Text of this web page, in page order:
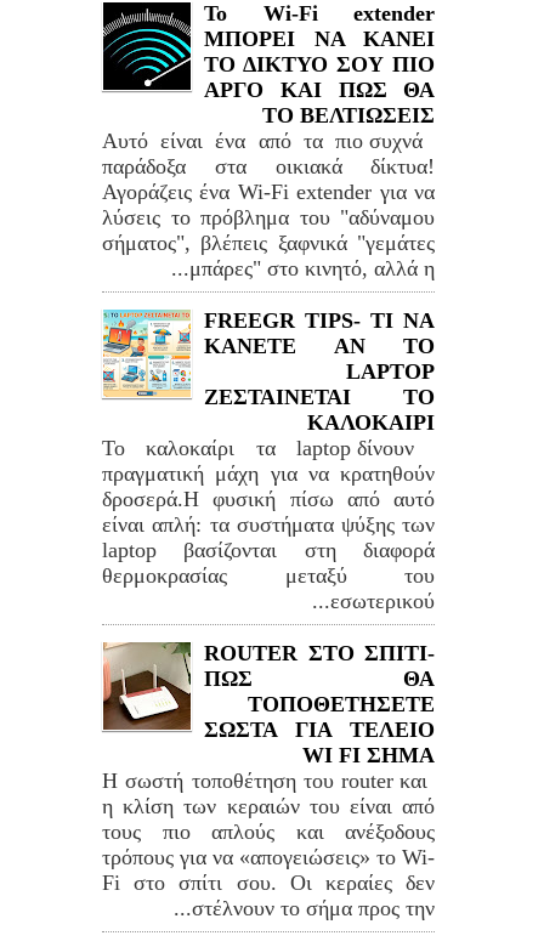
Το Wi-Fi extender
ΜΠΟΡΕΙ ΝΑ ΚΑΝΕΙ
ΤΟ ΔΙΚΤΥΟ ΣΟΥ ΠΙΟ
ΑΡΓΟ ΚΑΙ ΠΩΣ ΘΑ
ΤΟ ΒΕΛΤΙΩΣΕΙΣ
Αυτό είναι ένα από τα πιο συχνά
παράδοξα στα οικιακά δίκτυα!
Αγοράζεις ένα Wi-Fi extender για να
λύσεις το πρόβλημα του "αδύναμου
σήματος", βλέπεις ξαφνικά "γεμάτες
μπάρες" στο κινητό, αλλά η...
FREEGR TIPS- ΤΙ ΝΑ
ΚΑΝΕΤΕ ΑΝ ΤΟ
LAPTOP
ΖΕΣΤΑΙΝΕΤΑΙ ΤΟ
ΚΑΛΟΚΑΙΡΙ
Το καλοκαίρι τα laptop δίνουν
πραγματική μάχη για να κρατηθούν
δροσερά.Η φυσική πίσω από αυτό
είναι απλή: τα συστήματα ψύξης των
laptop βασίζονται στη διαφορά
θερμοκρασίας μεταξύ του
εσωτερικού...
ROUTER ΣΤΟ ΣΠΙΤΙ-
ΠΩΣ ΘΑ
ΤΟΠΟΘΕΤΗΣΕΤΕ
ΣΩΣΤΑ ΓΙΑ ΤΕΛΕΙΟ
WI FI ΣΗΜΑ
Η σωστή τοποθέτηση του router και
η κλίση των κεραιών του είναι από
τους πιο απλούς και ανέξοδους
τρόπους για να «απογειώσεις» το Wi-
Fi στο σπίτι σου. Οι κεραίες δεν
στέλνουν το σήμα προς την...